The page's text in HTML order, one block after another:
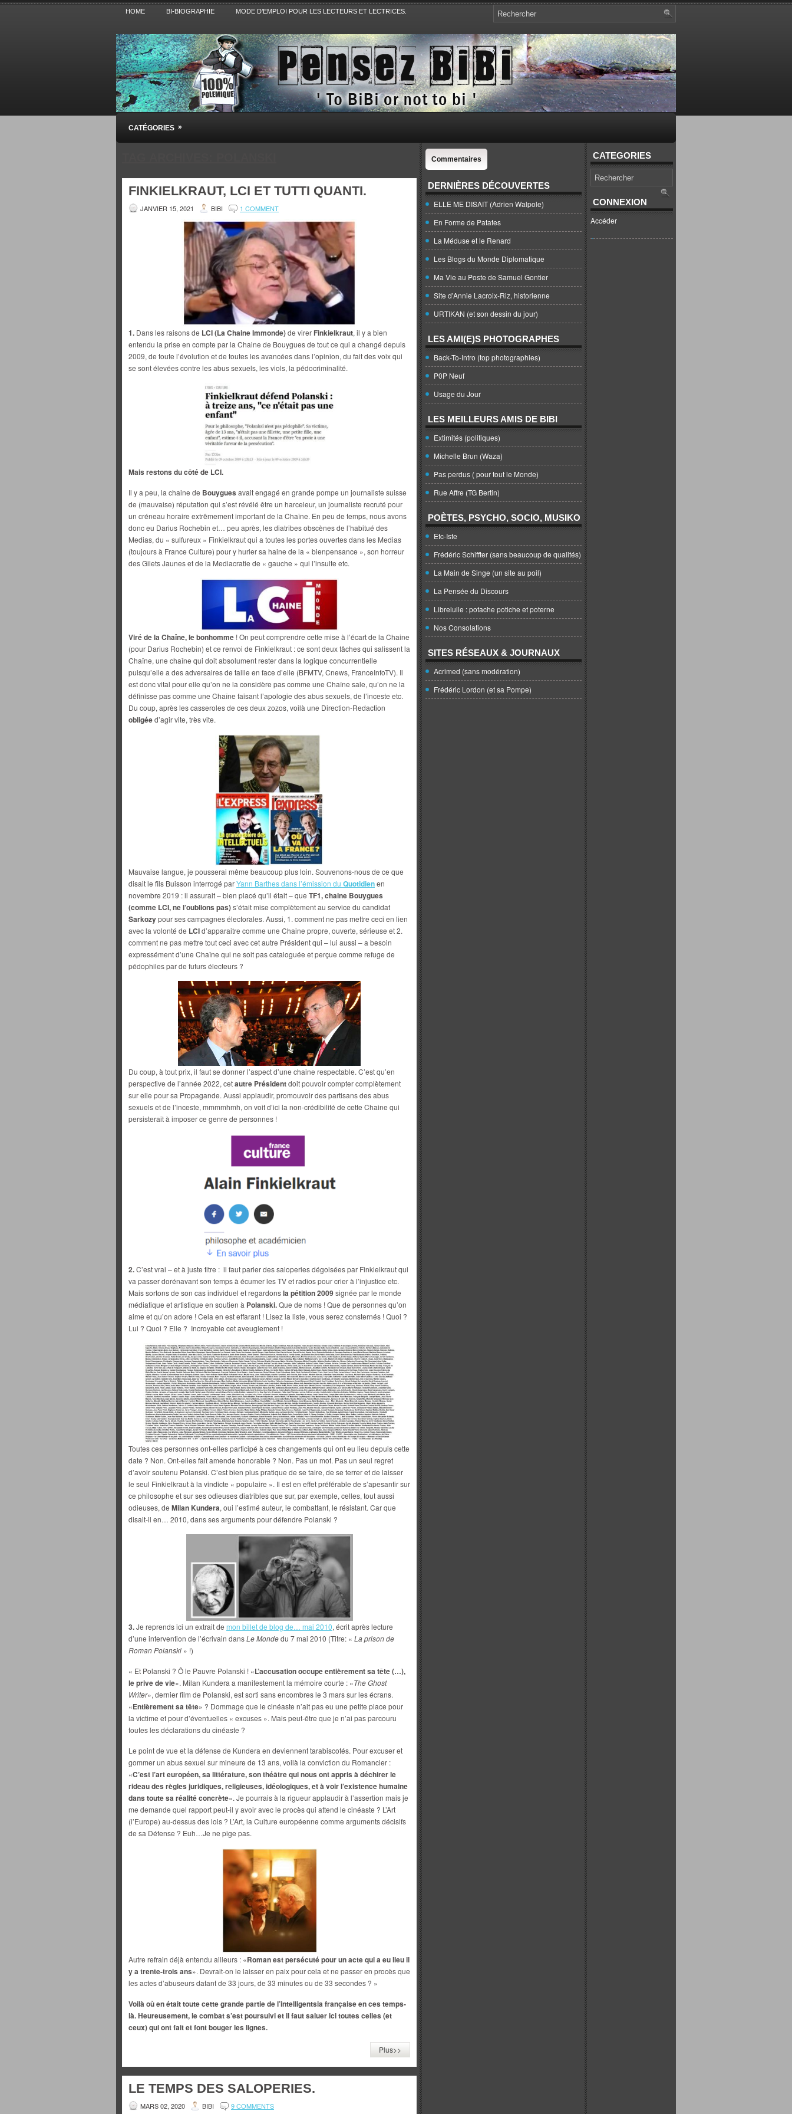
HOME BI-BIOGRAPHIE MODE D’EMPLOI POUR LES LECTEURS ET LECTRICES.
Pensez BiBi
Blog polémique sur l'Actualité, la Culture, la Politique, le Sport,. Avec Revue de presse et de blogs.
CATÉGORIES »
FINKIELKRAUT, LCI ET TUTTI QUANTI.
JANVIER 15, 2021 BIBI 1 COMMENT
1. Dans les raisons de LCI (La Chaine Immonde)de virer Finkielkraut, il y a bien
entendu la prise en compte par la Chaine de Bouygues de tout ce qui a changé depuis
2009, de toute l’évolution et de toutes les avancées dans l’opinion, du fait des voix qui
se sont élevées contre les abus sexuels, les viols, la pédocriminalité.
Mais restons du côté de LCI.
Il y a peu, la chaine de Bouygues avait engagé en grande pompe un journaliste suisse
de (mauvaise) réputation qui s’est révélé être un harceleur, un journaliste recruté pour
un créneau horaire extrêmement important de la Chaîne. En peu de temps, nous avons
donc eu Darius Rochebin et… peu après, les diatribes obscènes de l’habitué des
Medias, du « sulfureux » Finkielkraut qui a toutes les portes ouvertes dans les Medias
(toujours à France Culture) pour y hurler sa haine de la « bienpensance », son horreur
des Gilets Jaunes et de la Mediacratie de « gauche » qui l’insulte etc.
Viré de la Chaîne, le bonhomme ! On peut comprendre cette mise à l’écart de la Chaine
(pour Darius Rochebin) et ce renvoi de Finkielkraut : ce sont deux tâches qui salissent la
Chaîne, une chaîne qui doit absolument rester dans la logique concurrentielle
puisqu’elle a des adversaires de taille en face d’elle (BFMTV, Cnews, FranceInfoTV). Il
est donc vital pour elle qu’on ne la considère pas comme une Chaîne sale, qu’on ne la
définisse pas comme une Chaîne faisant l’apologie des abus sexuels, de l’inceste etc.
Du coup, après les casseroles de ces deux zozos, voilà une Direction-Redaction
obligéed’agir vite, très vite.
Mauvaise langue, je pousserai même beaucoup plus loin. Souvenons-nous de ce que
disait le fils Buisson interrogé parYann Barthes dans l’émission du Quotidienen
novembre 2019 : il assurait – bien placé qu’il était – que TF1, chaine Bouygues
(comme LCI, ne l’oublions pas)s’était mise complètement au service du candidat
Sarkozypour ses campagnes électorales. Aussi, 1. comment ne pas mettre ceci en lien
avec la volonté de LCId’apparaitre comme une Chaine propre, ouverte, sérieuse et 2.
comment ne pas mettre tout ceci avec cet autre Président qui – lui aussi – a besoin
expressément d’une Chaîne qui ne soit pas cataloguée et perçue comme refuge de
pédophiles par de futurs électeurs ?
Du coup, à tout prix, il faut se donner l’aspect d’une chaine respectable. C’est qu’en
perspective de l’année 2022, cetautre Présidentdoit pouvoir compter complètement
sur elle pour sa Propagande. Aussi applaudir, promouvoir des partisans des abus
sexuels et de l’inceste, mmmmhmh, on voit d’ici la non-crédibilité de cette Chaine qui
persisterait à imposer ce genre de personnes !
2.C’est vrai – et à juste titre : il faut parler des saloperies dégoisées par Finkielkraut qui
va passer dorénavant son temps à écumer les TV et radios pour crier à l’injustice etc.
Mais sortons de son cas individuel et regardonsla pétition 2009signée par le monde
médiatique et artistique en soutien à Polanski.Que de noms ! Que de personnes qu’on
aime et qu’on adore ! Cela en est effarant ! Lisez la liste, vous serez consternés ! Quoi ?
Lui ? Quoi ? Elle ? Incroyable cet aveuglement !
Toutes ces personnes ont-elles participé à ces changements qui ont eu lieu depuis cette
date ? Non. Ont-elles fait amende honorable ? Non. Pas un mot. Pas un seul regret
d’avoir soutenu Polanski. C’est bien plus pratique de se taire, de se terrer et de laisser
le seul Finkielkraut à la vindicte « populaire ». Il est en effet préférable de s’apesantir sur
ce philosophe et sur ses odieuses diatribles que sur, par exemple, celles, tout aussi
odieuses, de Milan Kundera, oui l’estimé auteur, le combattant, le résistant. Car que
disait-il en… 2010, dans ses arguments pour défendre Polanski ?
3.Je reprends ici un extrait de mon billet de blog de… mai 2010, écrit après lecture
d’une intervention de l’écrivain dansLe Mondedu 7 mai 2010 (Titre: « La prison de
Roman Polanski » !)
« Et Polanski ? Ô le Pauvre Polanski ! «L’accusation occupe entièrement sa tête (…),
le prive de vie». Milan Kundera a manifestement la mémoire courte : «The Ghost
Writer», dernier film de Polanski, est sorti sans encombres le 3 mars sur les écrans.
«Entièrement sa tête» ? Dommage que le cinéaste n’ait pas eu une petite place pour
la victime et pour d’éventuelles « excuses ». Mais peut-être que je n’ai pas parcouru
toutes les déclarations du cinéaste ?
Le point de vue et la défense de Kundera en deviennent tarabiscotés. Pour excuser et
gommer un abus sexuel sur mineure de 13 ans, voilà la conviction du Romancier :
«C’est l’art européen, sa littérature, son théâtre qui nous ont appris à déchirer le
rideau des règles juridiques, religieuses, idéologiques, et à voir l’existence humaine
dans toute sa réalité concrète». Je pourrais à la rigueur applaudir à l’assertion mais je
me demande quel rapport peut-il y avoir avec le procès qui attend le cinéaste ? L’Art
(l’Europe) au-dessus des lois ? L’Art, la Culture européenne comme arguments décisifs
de sa Défense ? Euh…Je ne pige pas.
Autre refrain déjà entendu ailleurs : «Roman est persécuté pour un acte qui a eu lieu il
y a trente-trois ans». Devrait-on le laisser en paix pour cela et ne passer en procès que
les actes d’abuseurs datant de 33 jours, de 33 minutes ou de 33 secondes ? »
Voilà où en était toute cette grande partie de l’intelligentsia française en ces temps-
là. Heureusement, le combat s’est poursuivi et il faut saluer ici toutes celles (et
ceux) qui ont fait et font bouger les lignes.
Plus>>
LE TEMPS DES SALOPERIES.
MARS 02, 2020 BIBI 9 COMMENTS
Commentaires
DERNIÈRES DÉCOUVERTES
ELLE ME DISAIT (Adrien Walpole)
En Forme de Patates
La Méduse et le Renard
Les Blogs du Monde Diplomatique
Ma Vie au Poste de Samuel Gontier
Site d'Annie Lacroix-Riz, historienne
URTIKAN (et son dessin du jour)
LES AMI(E)S PHOTOGRAPHES
Back-To-Intro (top photographies)
P0P Neuf
Usage du Jour
LES MEILLEURS AMIS DE BIBI
Extimités (politiques)
Michelle Brun (Waza)
Pas perdus ( pour tout le Monde)
Rue Affre (TG Bertin)
POÈTES, PSYCHO, SOCIO, MUSIKO
Etc-Iste
Frédéric Schiffter (sans beaucoup de qualités)
La Main de Singe (un site au poil)
La Pensée du Discours
Librelulle : potache potiche et poterne
Nos Consolations
SITES RÉSEAUX & JOURNAUX
Acrimed (sans modération)
Frédéric Lordon (et sa Pompe)
CATEGORIES
CONNEXION
Accéder